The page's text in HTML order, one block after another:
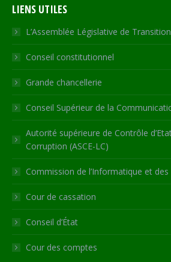
opens
in
new
window
opens
in
new
window
opens
in
new
window
in
new
window
opens
in
new
LIENS UTILES
L’Assemblée Législative de Transition
Conseil constitutionnel
Grande chancellerie
Conseil Supérieur de la
Autorité supérieure de Contrôle
Corruption (ASCE-LC)
Commission de l’Informatique et des
Cour de cassation
Conseil d’État
Cour des comptes